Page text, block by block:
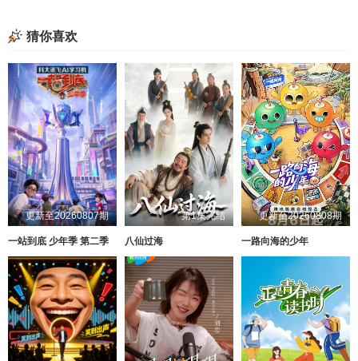
猜你喜欢
更新至20260807期
一站到底 少年季 第二季
第1集完结
八仙过海
更新至20260808期
一路向海的少年